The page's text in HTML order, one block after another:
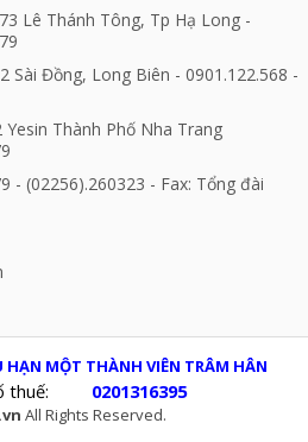
Lê Thánh Tông, Tp Hạ Long -
Sài Đồng, Long Biên - 0901.122.568 -
Yesin Thành Phố Nha Trang
- (02256).260323 - Fax: Tổng đài
HẠN MỘT THÀNH VIÊN TRÂM HÂN
số thuế: 0201316395
.vn All Rights Reserved.